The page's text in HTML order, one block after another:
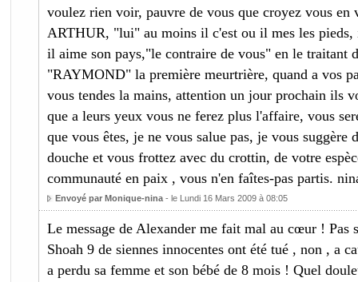
voulez rien voir, pauvre de vous que croyez vous en
ARTHUR, "lui" au moins il c'est ou il mes les pieds,
il aime son pays,"le contraire de vous" en le traitant
"RAYMOND" la première meurtrière, quand a vos
vous tendes la mains, attention un jour prochain ils
que a leurs yeux vous ne ferez plus l'affaire, vous
que vous êtes, je ne vous salue pas, je vous suggère
douche et vous frottez avec du crottin, de votre
communauté en paix , vous n'en faîtes-pas partis.
Envoyé par Monique-nina- le Lundi 16 Mars 2009 à 08:05
Le message de Alexander me fait mal au cœur ! Pas
Shoah 9 de siennes innocentes ont été tué , non , a
a perdu sa femme et son bébé de 8 mois ! Quel